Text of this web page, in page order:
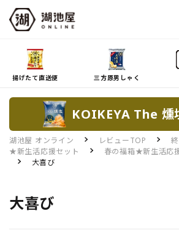
揚げたて直送便 三方原男しゃく
KOIKEYA The 燻
湖池屋 オンライン レビューTOP
★新生活応援セット
春の福箱★新生活応
大喜び
大喜び